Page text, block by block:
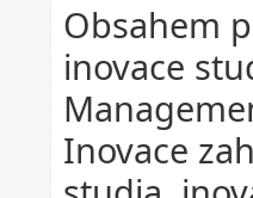
Obsahem
inovace
Inovace